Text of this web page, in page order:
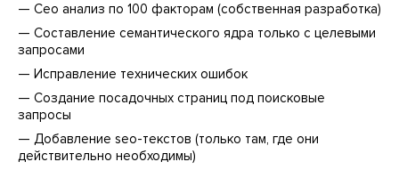
— Сео анализ по 100 факторам (собственная разработка)
— Составление семантического ядра только с целевыми
запросами
— Исправление технических ошибок
— Создание посадочных страниц под поисковые
запросы
— Добавление seo-текстов (только там, где они
действительно необходимы)